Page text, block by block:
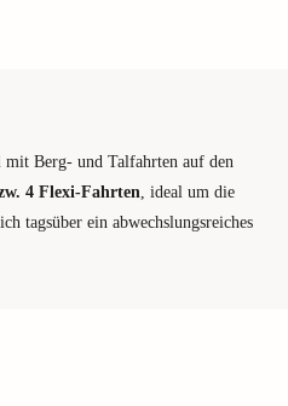
mit Berg- und Talfahrten auf den
4 Flexi-Fahrten, ideal um die
tagsüber ein abwechslungsreiches